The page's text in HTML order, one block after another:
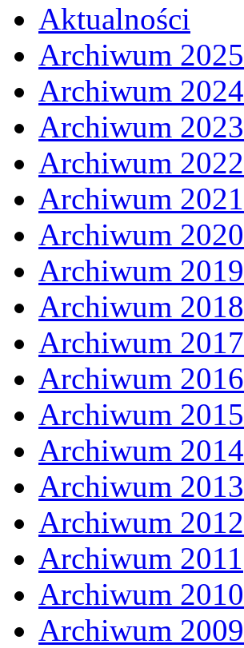
Aktualności
Archiwum 2025
Archiwum 2024
Archiwum 2023
Archiwum 2022
Archiwum 2021
Archiwum 2020
Archiwum 2019
Archiwum 2018
Archiwum 2017
Archiwum 2016
Archiwum 2015
Archiwum 2014
Archiwum 2013
Archiwum 2012
Archiwum 2011
Archiwum 2010
Archiwum 2009